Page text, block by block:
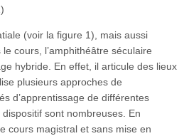
(voir la figure 1), mais aussi
cours, l’amphithéâtre séculaire
hybride. En effet, il articule des lieux
plusieurs approches de
d’apprentissage de différentes
sont nombreuses. En
cours magistral et sans mise en